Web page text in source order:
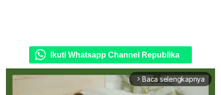
Ikuti Whatsapp Channel Republika
arrow_forward_ios Baca selengkapnya